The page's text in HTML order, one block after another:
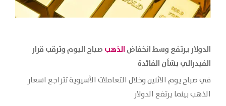
الدولار يرتفع وسط انخفاض الذهب صباح اليوم وترقب قرار
الفيدرالي بشأن الفائدة
في صباح يوم الاثنين وخلال التعاملات الآسيوية تتراجع اسعار
الذهب بينما يرتفع الدولار